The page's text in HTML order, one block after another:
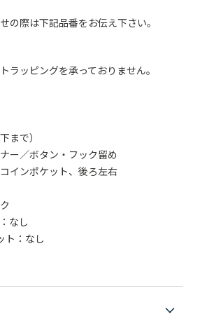
の際は下記品番をお伝え下さい。
ラッピングを承っておりません。
まで）
ー／ボタン・フック留め
インポケット、後ろ左右
なし
ト：なし